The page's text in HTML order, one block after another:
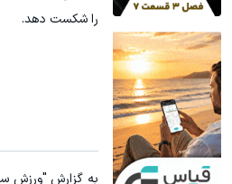
را شکست دهد.
به گزارش "ورزش
سرمایه گذاری ارزی روی سهام